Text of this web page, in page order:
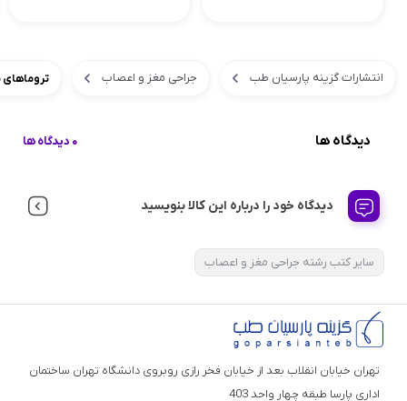
انتشارات گزینه پارسیان طب جراحی مغز و اعصاب
دیدگاه ها 0 دیدگاه ها
دیدگاه خود را درباره این کالا بنویسید
سایر کتب رشته جراحی مغز و اعصاب
تهران خیابان انقلاب بعد از خیابان فخر رازی روبروی دانشگاه تهران ساختمان
اداری پارسا طبقه چهار واحد 403